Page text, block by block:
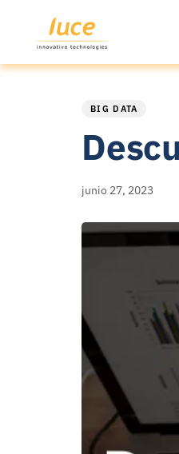
BIG DATA
junio 27, 2023
Reproductor